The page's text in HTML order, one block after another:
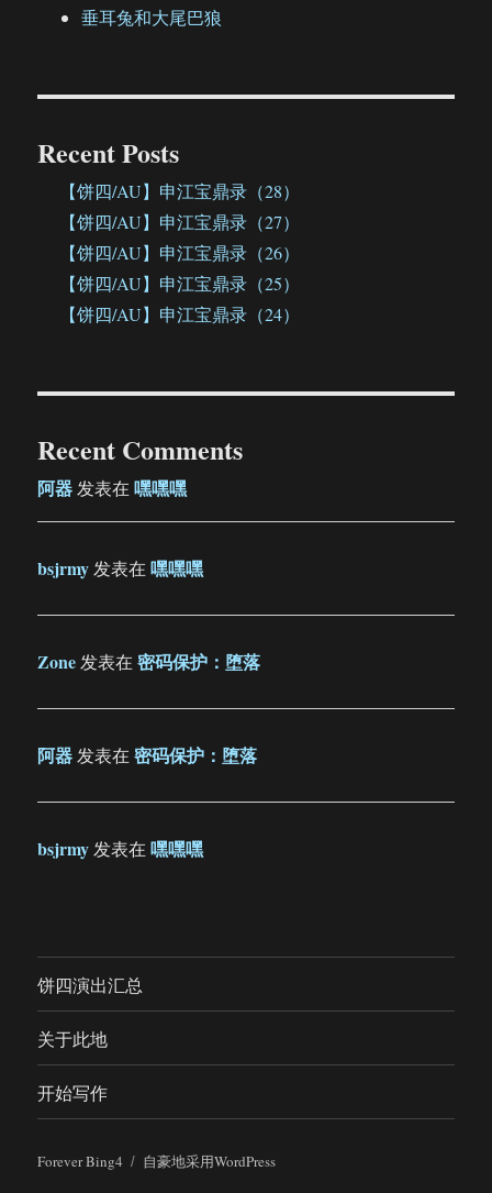
垂耳兔和大尾巴狼
Recent Posts
【饼四/AU】申江宝鼎录（28）
【饼四/AU】申江宝鼎录（27）
【饼四/AU】申江宝鼎录（26）
【饼四/AU】申江宝鼎录（25）
【饼四/AU】申江宝鼎录（24）
Recent Comments
阿器发表在嘿嘿嘿
bsjrmy发表在嘿嘿嘿
Zone发表在密码保护：堕落
阿器发表在密码保护：堕落
bsjrmy发表在嘿嘿嘿
饼四演出汇总
关于此地
开始写作
Forever Bing4 自豪地采用WordPress